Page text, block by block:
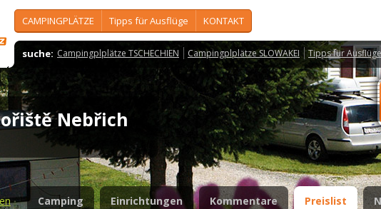
CAMPINGPLÄTZE Tipps für Ausflüge KONTAKT
suche: Campingplplätze TSCHECHIEN Campingplplätze SLOWAKEI Tipps für Ausflüge
Nebřich
Camping Einrichtungen Kommentare Preislist